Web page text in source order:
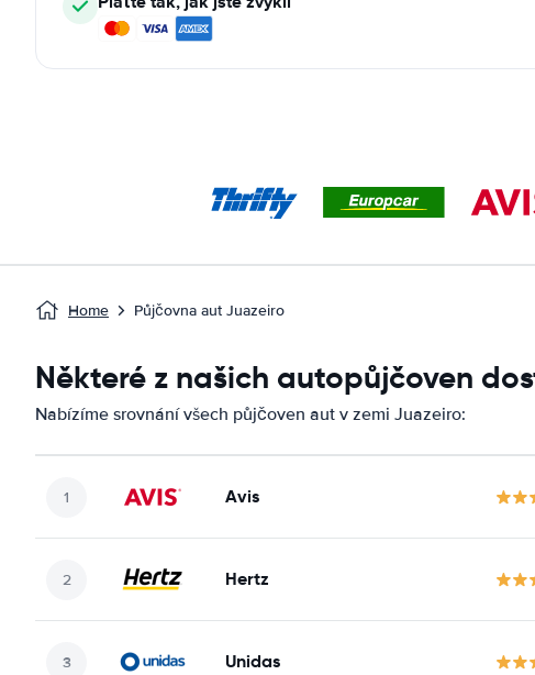
Home Půjčovna aut Juazeiro
Některé z našich autopůjčoven
Nabízíme srovnání všech půjčoven aut v zemi Juazeiro:
Avis
Hertz
Unidas